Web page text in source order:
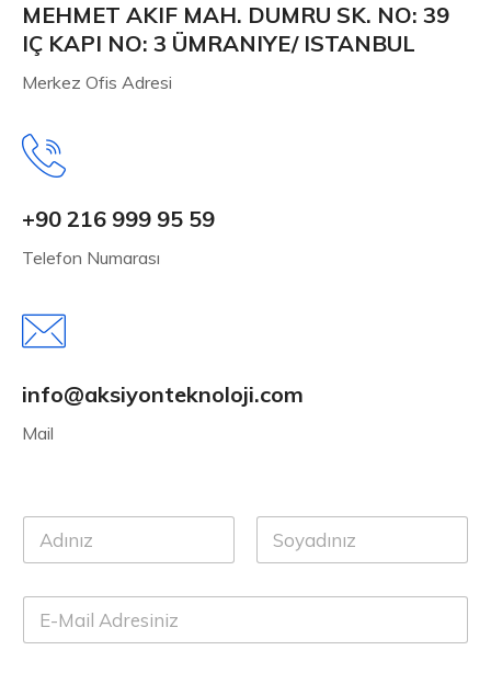
MEHMET AKIF MAH. DUMRU SK. NO: 39
IÇ KAPI NO: 3 ÜMRANIYE/ ISTANBUL
Merkez Ofis Adresi
+90 216 999 95 59
Telefon Numarası
info@aksiyonteknoloji.com
Mail
A
ı
a
E
p